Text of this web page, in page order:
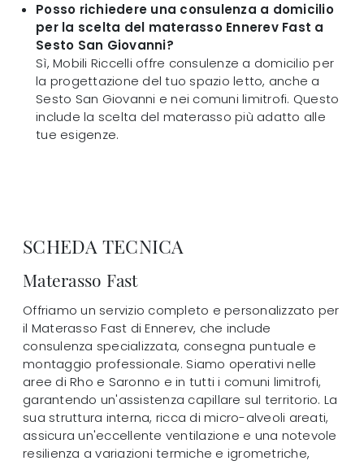
Posso richiedere una consulenza a domicilio
per la scelta del materasso Ennerev Fast a
Sesto San Giovanni?
Sì, Mobili Riccelli offre consulenze a domicilio per
la progettazione del tuo spazio letto, anche a
Sesto San Giovanni e nei comuni limitrofi. Questo
include la scelta del materasso più adatto alle
tue esigenze.
SCHEDA TECNICA
Materasso Fast
Offriamo un servizio completo e personalizzato per
il Materasso Fast di Ennerev, che include
consulenza specializzata, consegna puntuale e
montaggio professionale. Siamo operativi nelle
aree di Rho e Saronno e in tutti i comuni limitrofi,
garantendo un'assistenza capillare sul territorio. La
sua struttura interna, ricca di micro-alveoli areati,
assicura un'eccellente ventilazione e una notevole
resilienza a variazioni termiche e igrometriche,